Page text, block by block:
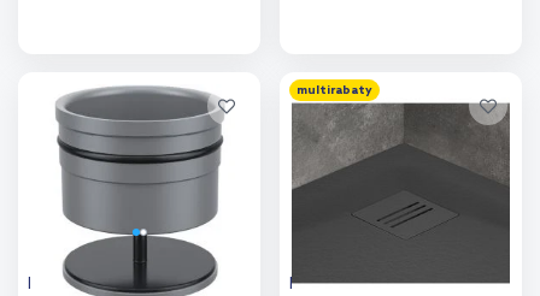
Dodaj do
porównania
Dodaj do
porównania
Excellent Stilio syfon suchy
multirabaty
Radaway Kyntos F kratka